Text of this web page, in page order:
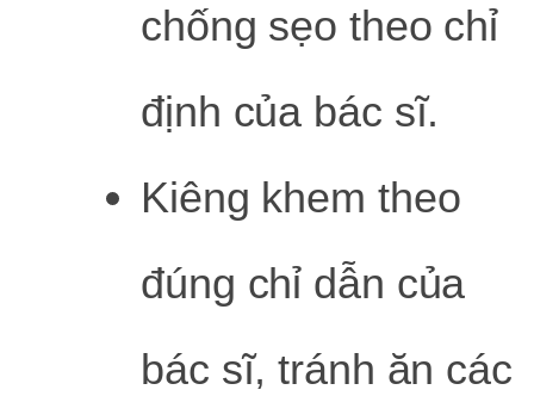
chống sẹo theo chỉ
định của bác sĩ.
Kiêng khem theo
đúng chỉ dẫn của
bác sĩ, tránh ăn các